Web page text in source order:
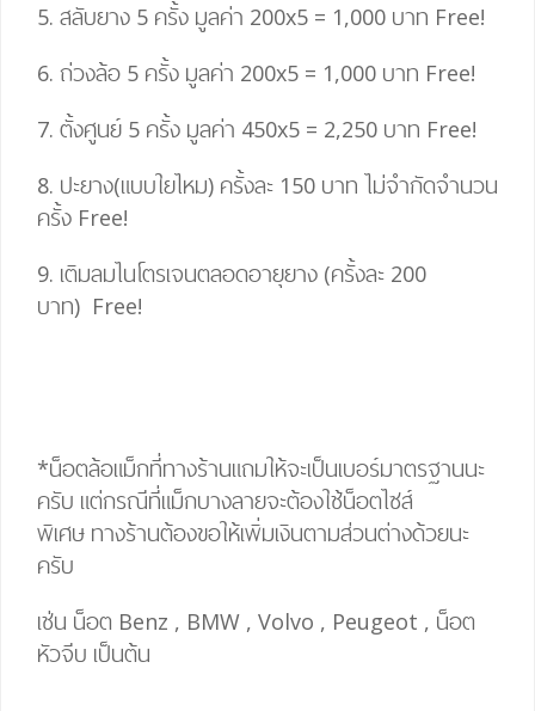
5. สลับยาง 5 ครั้ง มูลค่า 200x5 = 1,000 บาท Free!
6. ถ่วงล้อ 5 ครั้ง มูลค่า 200x5 = 1,000 บาท Free!
7. ตั้งศูนย์ 5 ครั้ง มูลค่า 450x5 = 2,250 บาท Free!
8. ปะยาง(แบบใยไหม) ครั้งละ 150 บาท ไม่จำกัดจำนวน
ครั้ง Free!
9. เติมลมไนโตรเจนตลอดอายุยาง (ครั้งละ 200
บาท) Free!
*น็อตล้อแม็กที่ทางร้านแถมให้จะเป็นเบอร์มาตรฐานนะ
ครับ แต่กรณีที่แม็กบางลายจะต้องใช้น็อตไซส์
พิเศษ ทางร้านต้องขอให้เพิ่มเงินตามส่วนต่างด้วยนะ
ครับ
เช่น น็อต Benz , BMW , Volvo , Peugeot , น็อต
หัวจีบ เป็นต้น